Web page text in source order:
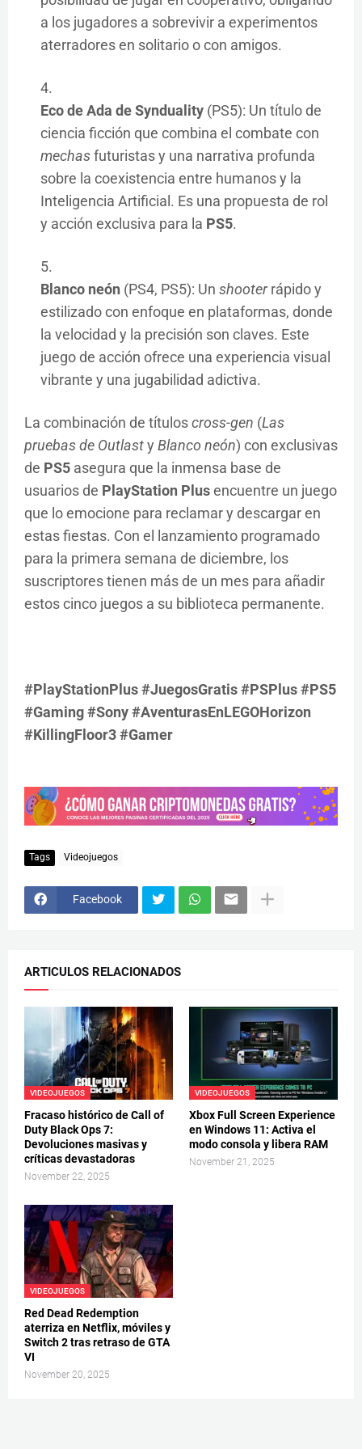
a los jugadores a sobrevivir a experimentos
aterradores en solitario o con amigos.
Eco de Ada de Synduality (PS5): Un título de
ciencia ficción que combina el combate con
mechasfuturistas y una narrativa profunda
sobre la coexistencia entre humanos y la
Inteligencia Artificial. Es una propuesta de rol
y acción exclusiva para la PS5.
Blanco neón (PS4, PS5): Un shooterrápido y
estilizado con enfoque en plataformas, donde
la velocidad y la precisión son claves. Este
juego de acción ofrece una experiencia visual
vibrante y una jugabilidad adictiva.
La combinación de títuloscross-gen (Las
pruebas de Outlasty Blanco neón) con exclusivas
de PS5 asegura que la inmensa base de
usuarios de PlayStation Plusencuentre un juego
que lo emocione para reclamar y descargar en
estas fiestas. Con el lanzamiento programado
para la primera semana de diciembre, los
suscriptores tienen más de un mes para añadir
estos cinco juegos a su biblioteca permanente.
#PlayStationPlus #JuegosGratis #PSPlus #PS5
#Gaming #Sony #AventurasEnLEGOHorizon
#KillingFloor3 #Gamer
Tags Videojuegos
Facebook
ARTICULOS RELACIONADOS
VIDEOJUEGOS
Fracaso histórico de Call of
Duty Black Ops 7:
Devoluciones masivas y
críticas devastadoras
November 22, 2025
VIDEOJUEGOS
Xbox Full Screen Experience
en Windows 11: Activa el
modo consola y libera RAM
November 21, 2025
VIDEOJUEGOS
Red Dead Redemption
aterriza en Netflix, móviles y
Switch 2 tras retraso de GTA
VI
November 20, 2025